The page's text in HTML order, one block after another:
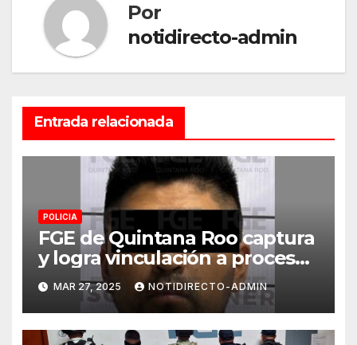
Por
notidirecto-admin
Entrada relacionada
POLICIA
FGE de Quintana Roo captura
y logra vinculación a proceso
para un masculino por
prostitución ajena en Playa
del Carmen
MAR 27, 2025 NOTIDIRECTO-ADMIN